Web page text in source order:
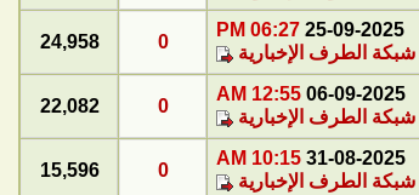
25-09-2025
06:27 PM
شبكة الطرف الإخبارية
0
24,958
06-09-2025
12:55 AM
شبكة الطرف الإخبارية
0
22,082
31-08-2025
10:15 AM
شبكة الطرف الإخبارية
0
15,596